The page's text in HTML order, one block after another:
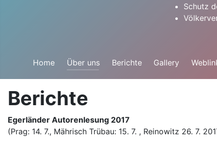
Schutz
Home Über uns Berichte Gallery
Berichte
Egerländer Autorenlesung 2017
(Prag: 14. 7., Mährisch Trübau: 15. 7. , Reinowitz 26. 7.